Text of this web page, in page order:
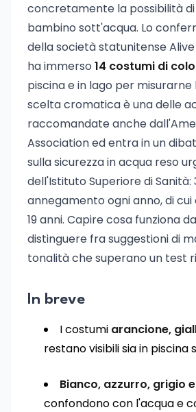
concretamente la possibilità
bambino sott'acqua. Lo
della società statunitense
ha immerso 14 costumi di
piscina e in lago per misurarne
scelta cromatica è una delle
raccomandate anche
Association ed entra in un
sulla sicurezza in acqua reso
dell'Istituto Superiore di
annegamento ogni anno, di cui
19 anni. Capire cosa funziona
distinguere fra suggestioni di
tonalità che superano un test
In breve
I costumi arancione,
restano visibili sia in piscina
Bianco, azzurro, grigio
confondono con l'acqua e